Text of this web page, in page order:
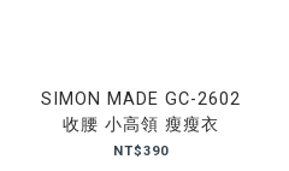
SIMON MADE GC-2602
收腰 小高領 瘦瘦衣
NT$390